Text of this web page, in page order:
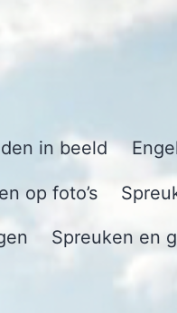
in beeld
op foto’s
Spreuken en